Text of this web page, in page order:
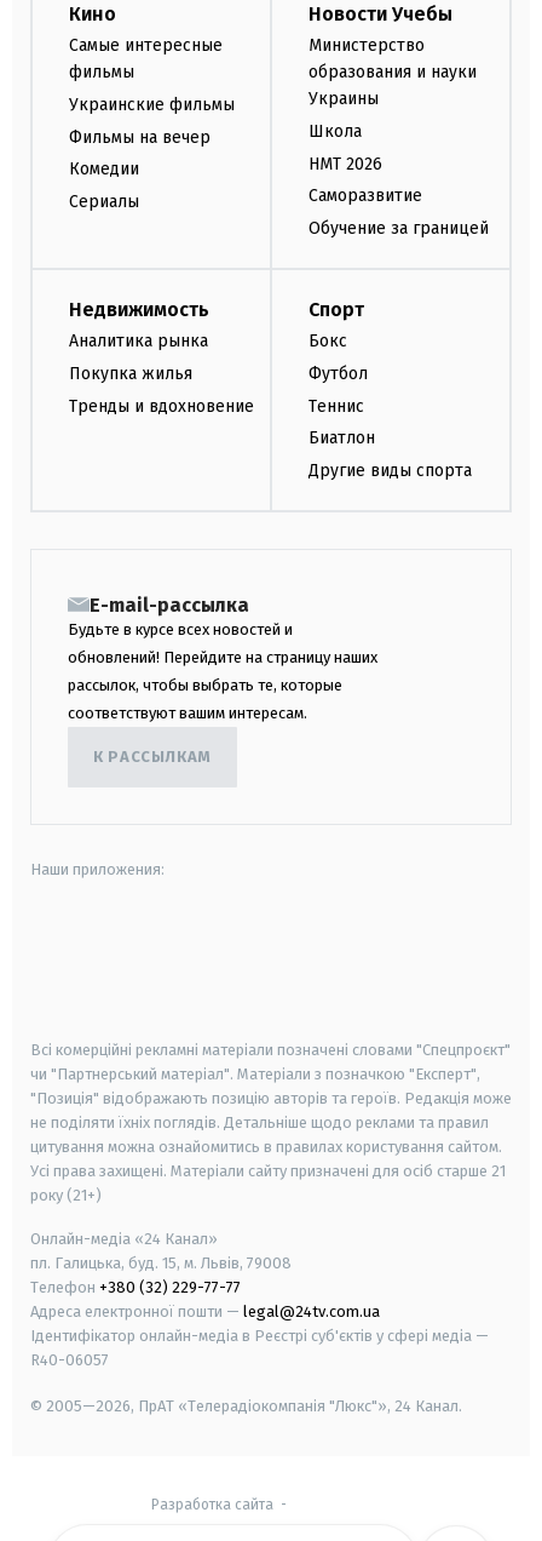
Кино
Самые интересные
фильмы
Украинские фильмы
Фильмы на вечер
Комедии
Сериалы
Новости Учебы
Министерство
образования и науки
Украины
Школа
НМТ 2026
Саморазвитие
Обучение за границей
Недвижимость
Аналитика рынка
Покупка жилья
Тренды и вдохновение
Спорт
Бокс
Футбол
Теннис
Биатлон
Другие виды спорта
E-mail-рассылка
Будьте в курсе всех новостей и
обновлений! Перейдите на страницу наших
рассылок, чтобы выбрать те, которые
соответствуют вашим интересам.
К РАССЫЛКАМ
Наши приложения:
Всі комерційні рекламні матеріали позначені словами "Спецпроєкт"
чи "Партнерський матеріал". Матеріали з позначкою "Експерт",
"Позиція" відображають позицію авторів та героїв. Редакція може
не поділяти їхніх поглядів. Детальніше щодо реклами та правил
цитування можна ознайомитись в правилах користування сайтом.
Усі права захищені. Матеріали сайту призначені для осіб старше 21
року (21+)
Онлайн-медіа «24 Канал»
пл. Галицька, буд. 15, м. Львів, 79008
Телефон +380 (32) 229-77-77
Адреса електронної пошти — legal@24tv.com.ua
Ідентифікатор онлайн-медіа в Реєстрі суб'єктів у сфері медіа —
R40-06057
© 2005—2026, ПрАТ «Телерадіокомпанія "Люкс"», 24 Канал.
Разработка сайта -